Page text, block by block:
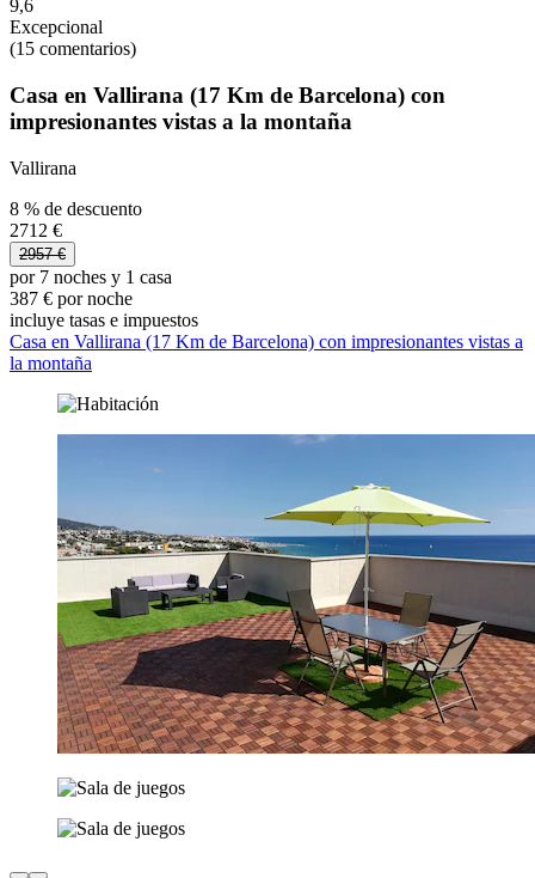
9,6
Excepcional
(15 comentarios)
Casa en Vallirana (17 Km de Barcelona) con
impresionantes vistas a la montaña
Vallirana
8 % de descuento
2712 €
2957 €
por 7 noches y 1 casa
387 € por noche
incluye tasas e impuestos
Casa en Vallirana (17 Km de Barcelona) con impresionantes vistas a
la montaña